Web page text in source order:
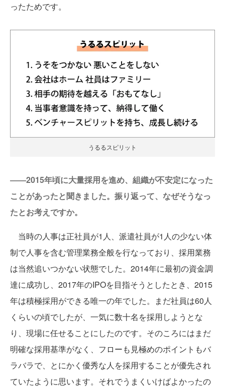
ったためです。
うるるスピリット
――2015年頃に大量採用を進め、組織が不安定になった
ことがあったと聞きました。振り返って、なぜそうなっ
たとお考えですか。
当時の人事は正社員が1人、派遣社員が1人の少ない体
制で人事を含む管理業務全般を行なっており、採用業務
は当然追いつかない状態でした。2014年に最初の資金調
達に成功し、2017年のIPOを目指そうとしたとき、2015
年は積極採用ができる唯一の年でした。まだ社員は60人
くらいの頃でしたが、一気に数十名を採用しようとな
り、現場に任せることにしたのです。そのころにはまだ
明確な採用基準がなく、フローも見極めのポイントもバ
ラバラで、とにかく優秀な人を採用することが優先され
ていたように思います。それでうまくいけばよかったの